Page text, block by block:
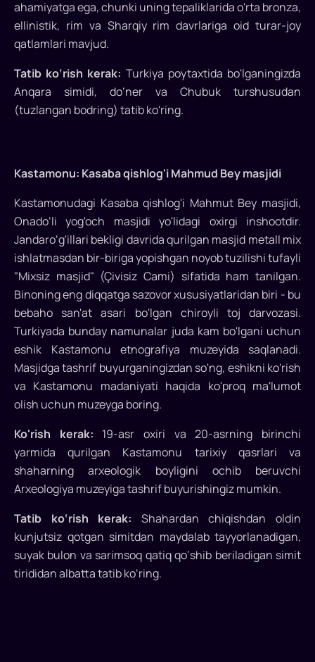
ahamiyatga ega, chunki uning tepaliklarida o'rta bronza,
ellinistik, rim va Sharqiy rim davrlariga oid turar-joy
qatlamlari mavjud.
Tatib ko‘rish kerak: Turkiya poytaxtida bo'lganingizda
Anqara simidi, do‘ner va Chubuk turshusudan
(tuzlangan bodring) tatib ko'ring.
Kastamonu: Kasaba qishlog'i Mahmud Bey masjidi
Kastamonudagi Kasaba qishlog'i Mahmut Bey masjidi,
Onado‘li yog'och masjidi yo'lidagi oxirgi inshootdir.
Jandaro‘g'illari bekligi davrida qurilgan masjid metall mix
ishlatmasdan bir-biriga yopishgan noyob tuzilishi tufayli
"Mixsiz masjid" (Çivisiz Cami) sifatida ham tanilgan.
Binoning eng diqqatga sazovor xususiyatlaridan biri - bu
bebaho san'at asari bo'lgan chiroyli toj darvozasi.
Turkiyada bunday namunalar juda kam bo'lgani uchun
eshik Kastamonu etnografiya muzeyida saqlanadi.
Masjidga tashrif buyurganingizdan so'ng, eshikni ko'rish
va Kastamonu madaniyati haqida ko'proq ma'lumot
olish uchun muzeyga boring.
Ko'rish kerak: 19-asr oxiri va 20-asrning birinchi
yarmida qurilgan Kastamonu tarixiy qasrlari va
shaharning arxeologik boyligini ochib beruvchi
Arxeologiya muzeyiga tashrif buyurishingiz mumkin.
Tatib ko‘rish kerak: Shahardan chiqishdan oldin
kunjutsiz qotgan simitdan maydalab tayyorlanadigan,
suyak bulon va sarimsoq qatiq qo‘shib beriladigan simit
tirididan albatta tatib ko‘ring.